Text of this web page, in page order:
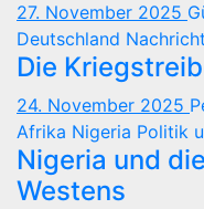
27. November 2025
Deutschland
Die
24. November 2025
Afrika Nigeria Politik
Nigeria und
Westens